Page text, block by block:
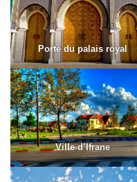
Porte du palais royal
Ville d’Ifrane